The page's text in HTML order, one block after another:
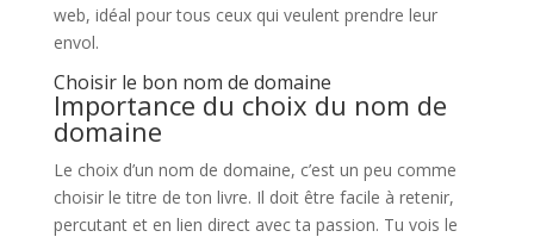
web, idéal pour tous ceux qui veulent prendre leur
envol.
Choisir le bon nom de domaine
Importance du choix du nom de
domaine
Le choix d’un nom de domaine, c’est un peu comme
choisir le titre de ton livre. Il doit être facile à retenir,
percutant et en lien direct avec ta passion. Tu vois le